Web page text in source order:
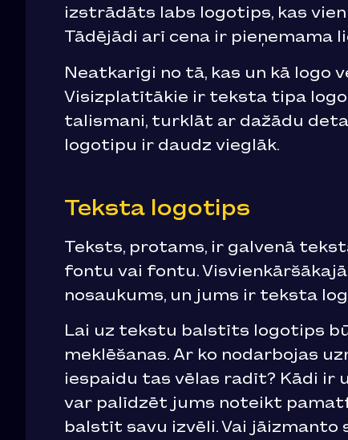
izstrādāts labs logotips, kas
Tādējādi arī cena ir pieņemama
Neatkarīgi no tā, kas un kā logo
Visizplatītākie ir teksta tipa
talismani, turklāt ar dažādu
logotipu ir daudz vieglāk.
Teksta logotips
Teksts, protams, ir galvenā
fontu vai fontu.
nosaukums, un jums ir teksta
Lai uz tekstu balstīts logotips
meklēšanas. Ar ko nodarbojas
iespaidu tas vēlas radīt? Kādi ir
var palīdzēt jums noteikt
balstīt savu izvēli. Vai